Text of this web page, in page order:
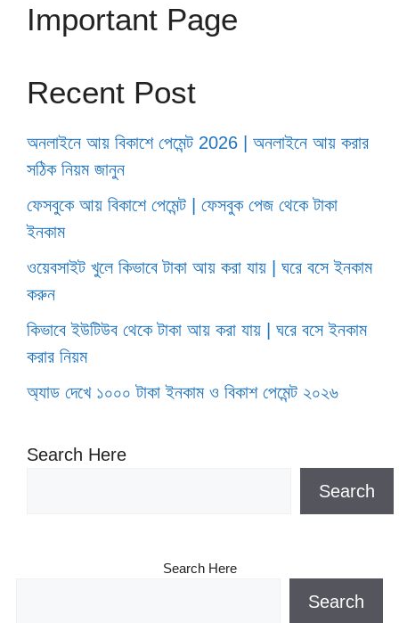
Important Page
Recent Post
অনলাইনে আয় বিকাশে পেমেন্ট 2026 | অনলাইনে আয় করার
সঠিক নিয়ম জানুন
ফেসবুকে আয় বিকাশে পেমেন্ট | ফেসবুক পেজ থেকে টাকা
ইনকাম
ওয়েবসাইট খুলে কিভাবে টাকা আয় করা যায় | ঘরে বসে ইনকাম
করুন
কিভাবে ইউটিউব থেকে টাকা আয় করা যায় | ঘরে বসে ইনকাম
করার নিয়ম
অ্যাড দেখে ১০০০ টাকা ইনকাম ও বিকাশ পেমেন্ট ২০২৬
Search Here
Search
Search Here
Search